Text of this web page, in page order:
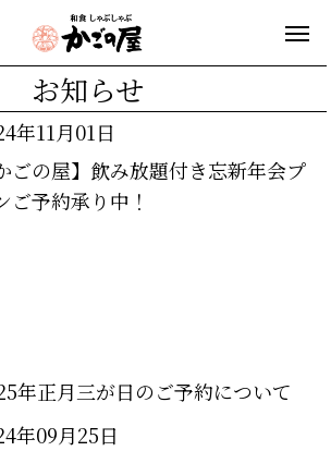
お知らせ
年11月01日
ごの屋】飲み放題付き忘新年会プ
ご予約承り中！
年正月三が日のご予約について
年09月25日